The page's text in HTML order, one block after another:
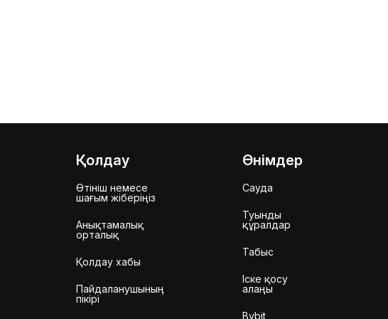
Қолдау
Өтініш немесе
шағым жіберіңіз
Анықтамалық
орталық
Қолдау хабы
Пайдаланушының
пікірі
Өнімдер
Сауда
Туынды
құралдар
Табыс
Іске қосу
алаңы
Bybit